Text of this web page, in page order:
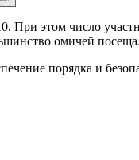
При этом число
омичей
порядка и